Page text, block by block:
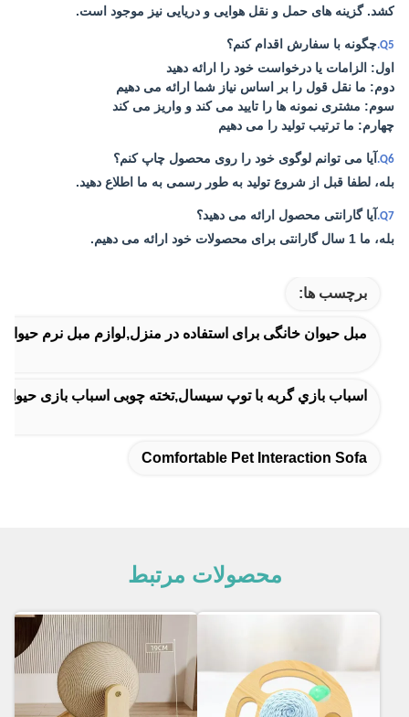
کشد. گزینه های حمل و نقل هوایی و دریایی نیز موجود است.
Q5. چگونه با سفارش اقدام کنم؟
اول: الزامات یا درخواست خود را ارائه دهید
دوم: ما نقل قول را بر اساس نیاز شما ارائه می دهیم
سوم: مشتری نمونه ها را تایید می کند و واریز می کند
چهارم: ما ترتیب تولید را می دهیم
Q6. آیا می توانم لوگوی خود را روی محصول چاپ کنم؟
بله، لطفا قبل از شروع تولید به طور رسمی به ما اطلاع دهید.
Q7. آیا گارانتی محصول ارائه می دهید؟
بله، ما 1 سال گارانتی برای محصولات خود ارائه می دهیم.
برچسب ها:
مبل حیوان خانگی برای استفاده در منزل,لوازم مبل نرم
اسباب بازي گربه با توپ سيسال,تخته چوبی اسباب بازی
Comfortable Pet Interaction Sofa
محصولات مرتبط